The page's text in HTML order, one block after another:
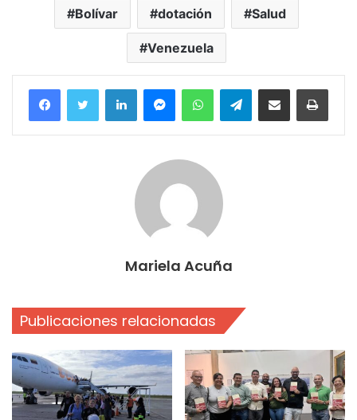
Bolívar dotación Salud
Venezuela
FacebookTwitter LinkedInMessengerWhatsAppTelegramCompartir por correo electrónico
Mariela Acuña
Publicaciones relacionadas